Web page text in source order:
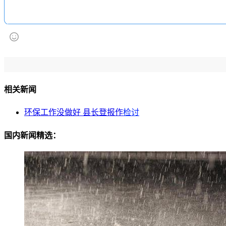
相关新闻
环保工作没做好 县长登报作检讨
国内新闻精选：